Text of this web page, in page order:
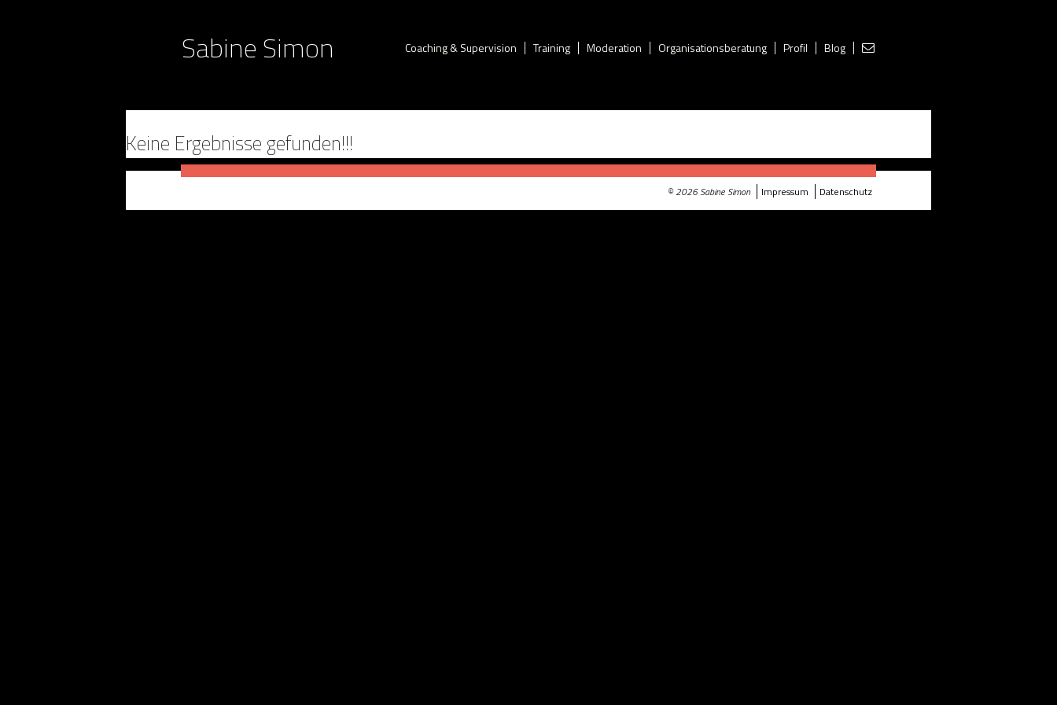
Sabine Simon Coaching & Supervision Training Moderation Organisationsberatung Profil Blog
Keine Ergebnisse gefunden!!!
©2026 Sabine Simon Impressum Datenschutz